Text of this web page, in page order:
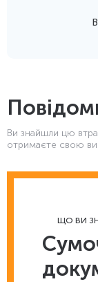
Ви знайшли цю
отримаєте свою
ЩО ВИ